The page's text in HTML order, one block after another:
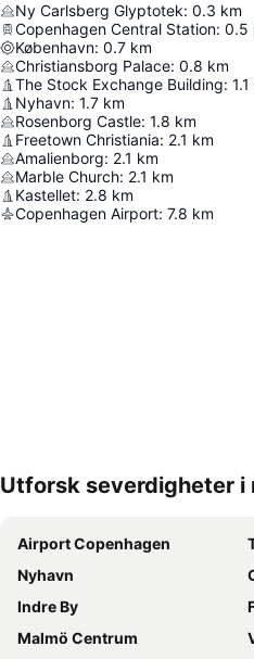
Ny Carlsberg Glyptotek: 0.3 km
Copenhagen Central Station: 0.5
København: 0.7 km
Christiansborg Palace: 0.8 km
The Stock Exchange Building: 1.1
Nyhavn: 1.7 km
Rosenborg Castle: 1.8 km
Freetown Christiania: 2.1 km
Amalienborg: 2.1 km
Marble Church: 2.1 km
Kastellet: 2.8 km
Copenhagen Airport: 7.8 km
Utforsk severdigheter
Airport Copenhagen
Nyhavn
Indre By
Malmö Centrum